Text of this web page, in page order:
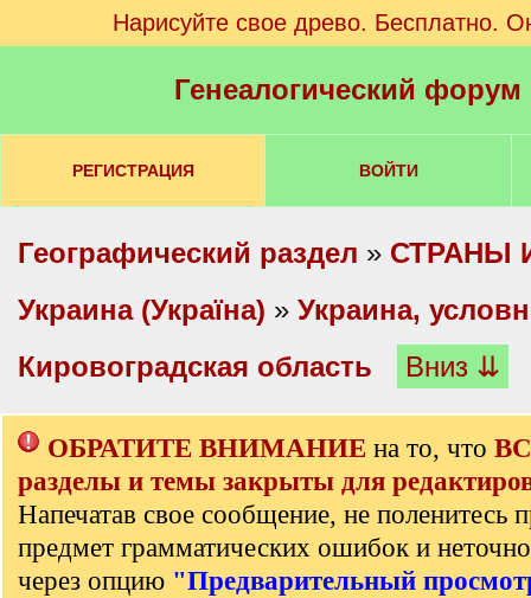
Нарисуйте свое древо. Бесплатно.
Генеалогический
РЕГИСТРАЦИЯ ВОЙТИ
Географический раздел » СТРАНЫ
Украина (Україна) » Украина,
Кировоградская область
Вниз ⇊
ОБРАТИТЕ ВНИМАНИЕ на то, что
разделы и темы закрыты для
Напечатав свое сообщение, не поленитесь
предмет грамматических ошибок и
через опцию "Предварительный